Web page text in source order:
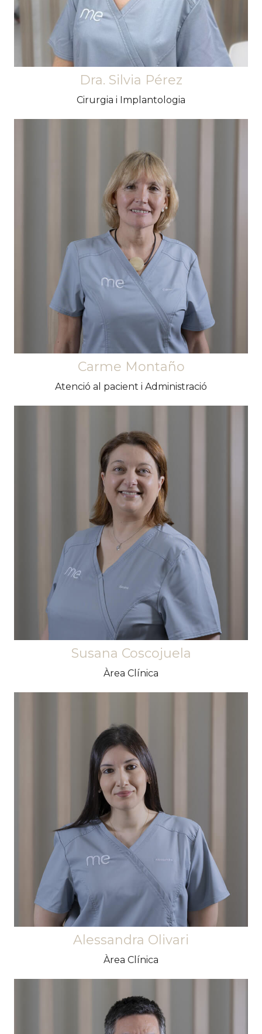
Dra. Silvia Pérez
Cirurgia i Implantologia
El seu alt grau d'implicació amb els pacients la
converteix en una peça clau a la nostra clínica.
Empàtica i molt treballadora. Sempre
disposada a ajudar tant els pacients com els
seus companys equip de la clínica. T'escoltarà i
intentarà adaptar-se sempre a tot allò que
necessitis.
Carme Montaño
Atenció al pacient i Administració
Segura de si mateixa i extravertida per
naturalesa. Meticulosa i perfeccionista en tot
allò que fa. Li encanta la seva professió i la seva
prioritat és aconseguir que els pacients
entenguin la importància d'implicar-se en el
manteniment de la salut bucodental.
Susana Coscojuela
Àrea Clínica
Empàtica i treballadora. Contagia amb el seu
optimisme i dedicació a tot el que fa. Sempre
disposada a ajudar amb la seva actitud
proactiva. Gaudeix estudiant i aprenent coses
noves.
Alessandra Olivari
Àrea Clínica